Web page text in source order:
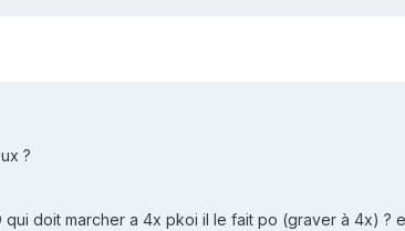
?
doit marcher a 4x pkoi il le fait po (graver à 4x) ?